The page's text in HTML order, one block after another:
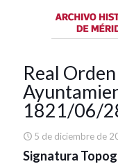
Real
1821/06/
5 de diciembre de
Signatura